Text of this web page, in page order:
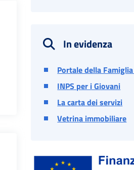
In evidenza
Portale della
INPS per i Giovani
La carta dei servizi
Vetrina immobiliare